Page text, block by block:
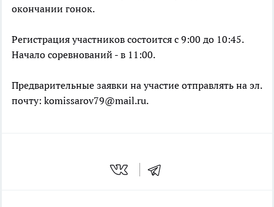
окончании гонок.
Регистрация участников состоится с 9:00 до 10:45.
Начало соревнований - в 11:00.
Предварительные заявки на участие отправлять на эл.
почту: komissarov79@mail.ru.